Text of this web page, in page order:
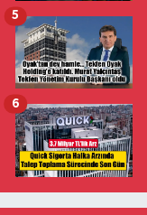
5
6